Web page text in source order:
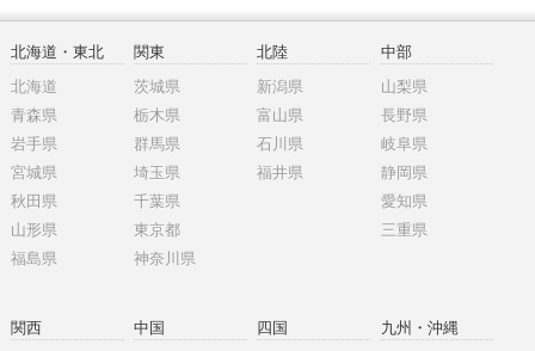
北海道・東北
北海道
青森県
岩手県
宮城県
秋田県
山形県
福島県
関東
茨城県
栃木県
群馬県
埼玉県
千葉県
東京都
神奈川県
北陸
新潟県
富山県
石川県
福井県
中部
山梨県
長野県
岐阜県
静岡県
愛知県
三重県
関西
中国
四国
九州・沖縄